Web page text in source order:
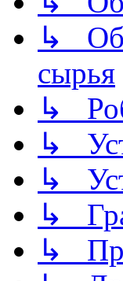
↳
сырья
↳
↳
↳
↳
↳